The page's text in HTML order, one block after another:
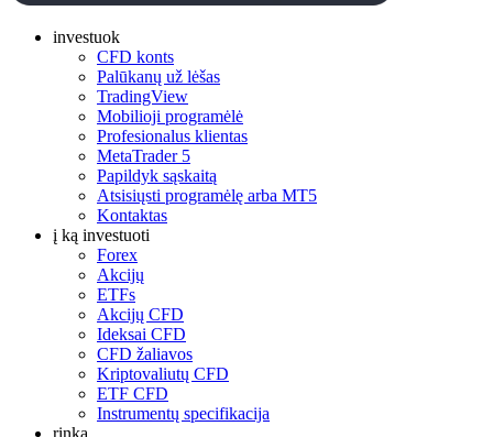
investuok
CFD konts
Palūkanų už lėšas
TradingView
Mobilioji programėlė
Profesionalus klientas
MetaTrader 5
Papildyk sąskaitą
Atsisiųsti programėlę arba MT5
Kontaktas
į ką investuoti
Forex
Akcijų
ETFs
Akcijų CFD
Ideksai CFD
CFD žaliavos
Kriptovaliutų CFD
ETF CFD
Instrumentų specifikacija
rinka